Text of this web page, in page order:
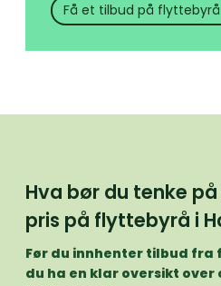
Få et tilbud på flyttebyrå
Hva bør du tenke
pris på flyttebyrå i
Før du innhenter tilbud
du ha en klar oversikt